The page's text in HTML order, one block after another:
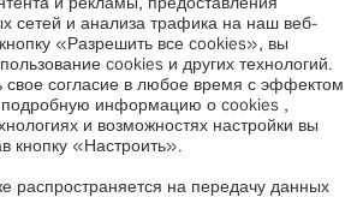
Google Maps, для
контента, который может
данные о вашей активности.
ознакомьтесь с деталями и
услугу, чтобы увидеть этот
контент.